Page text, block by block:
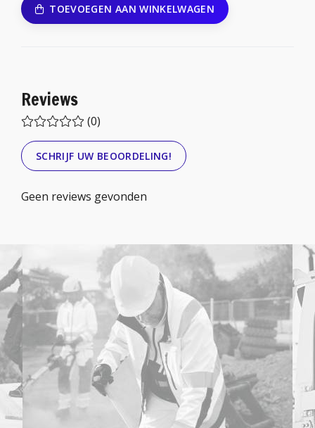
TOEVOEGEN AAN WINKELWAGEN
Reviews
(0)
SCHRIJF UW BEOORDELING!
Geen reviews gevonden